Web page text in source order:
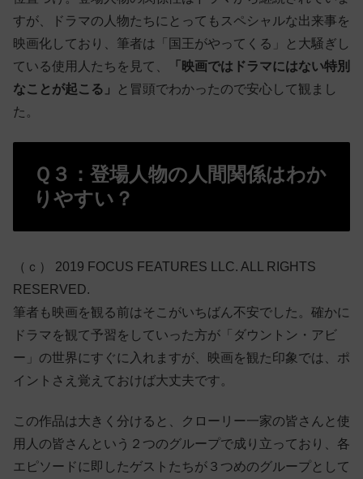
すが、ドラマの人物たちにとってもスペシャルな出来事を
映画化しており、筆者は「国王がやってくる」と大騒ぎし
ている使用人たちを見て、
「映画ではドラマにはない特別
なことが起こる」
と冒頭でわかったので安心して観まし
た。
Ｑ３：登場人物の人間関係はわか
りやすい？
（ｃ） 2019 FOCUS FEATURES LLC. ALL RIGHTS
RESERVED.
筆者も映画を観る前はそこがいちばん不安でした。確かに
ドラマを観て予習をしていった方が「ダウントン・アビ
ー」の世界にすぐに入れますが、映画を観た印象では、ポ
イントさえ覚えておけば大丈夫です。
この作品は大きく分けると、クローリー一家の皆さんと使
用人の皆さんという２つのグループで成り立っており、各
エピソードに即したゲストたちが３つめのグループとして